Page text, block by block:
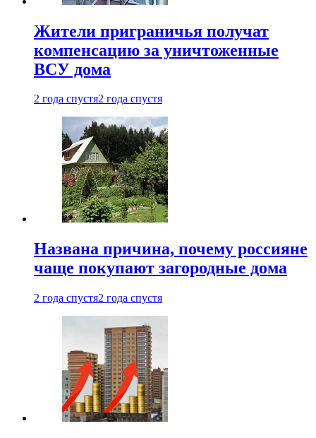
Жители приграничья получат
компенсацию за уничтоженные
ВСУ дома
2 года спустя2 года спустя
Названа причина, почему россияне
чаще покупают загородные дома
2 года спустя2 года спустя